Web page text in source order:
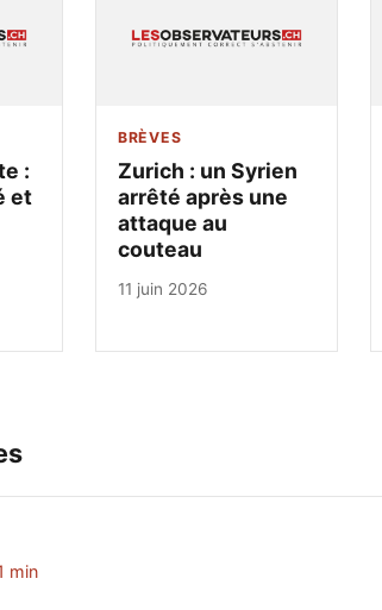
:
et
BRÈVES
Zurich : un Syrien
arrêté après une
attaque au
couteau
11 juin 2026
min